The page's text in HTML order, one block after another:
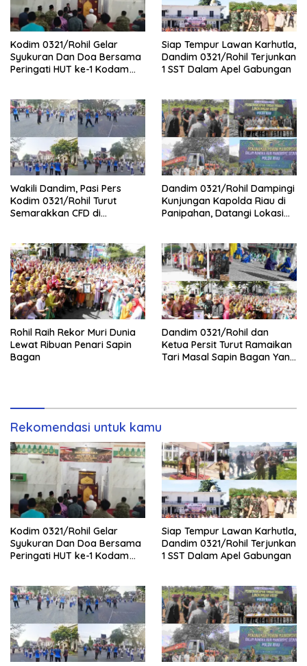
Kodim 0321/Rohil Gelar
Syukuran Dan Doa Bersama
Peringati HUT ke-1 Kodam
Siap Tempur Lawan Karhutla,
Dandim 0321/Rohil Terjunkan
1 SST Dalam Apel Gabungan
Wakili Dandim, Pasi Pers
Kodim 0321/Rohil Turut
Semarakkan CFD di
Dandim 0321/Rohil Dampingi
Kunjungan Kapolda Riau di
Panipahan, Datangi Lokasi
Rohil Raih Rekor Muri Dunia
Lewat Ribuan Penari Sapin
Bagan
Dandim 0321/Rohil dan
Ketua Persit Turut Ramaikan
Tari Masal Sapin Bagan Yang
Rekomendasi untuk kamu
Kodim 0321/Rohil Gelar
Syukuran Dan Doa Bersama
Peringati HUT ke-1 Kodam
Siap Tempur Lawan Karhutla,
Dandim 0321/Rohil Terjunkan
1 SST Dalam Apel Gabungan